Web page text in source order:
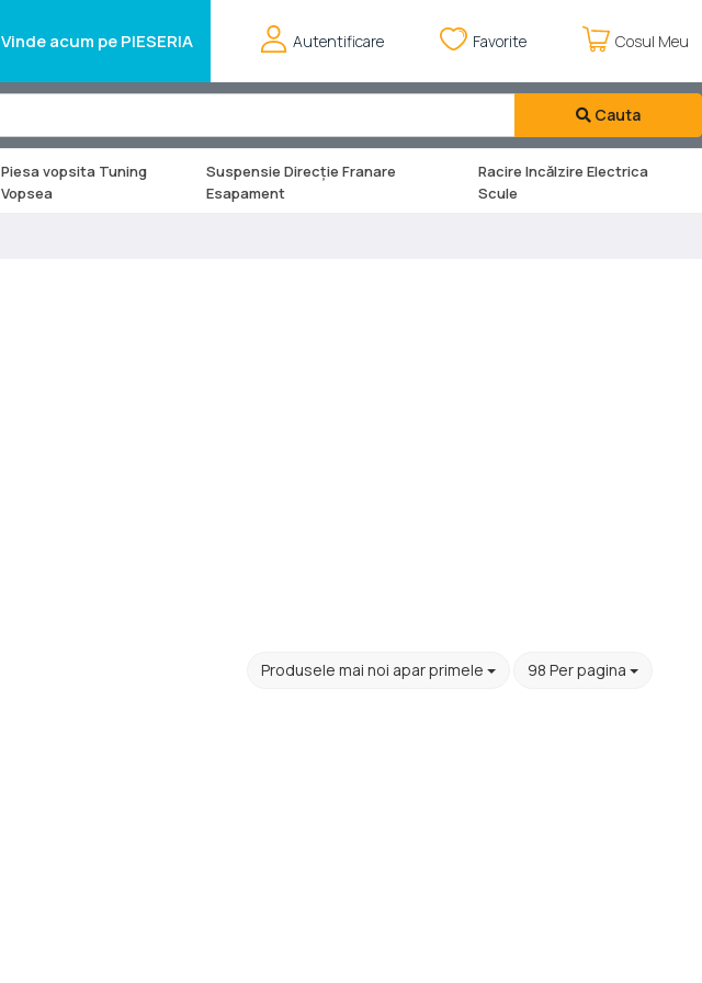
Vinde acum pe PIESERIA Autentificare Favorite Cosul Meu
Cauta
Piesa vopsita Tuning
Vopsea
Suspensie Direcție Franare
Esapament
Racire Incălzire Electrica
Scule
Produsele mai noi apar primele 98 Per pagina